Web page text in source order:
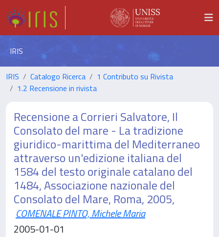
IRIS
IRIS Catalogo Ricerca
1 Contributo su Rivista
1.2 Recensione in rivista
Recensione a Corrieri Salvatore, Il
Consolato del mare - La tradizione
giuridico-marittima del Mediterraneo
attraverso un'edizione italiana del
1584 del testo originale catalano del
1484, Associazione nazionale del
Consolato del Mare, Roma, 2005,
COMENALE PINTO, Michele Maria
2005-01-01